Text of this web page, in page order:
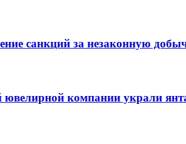
санкций за незаконную
компании украли